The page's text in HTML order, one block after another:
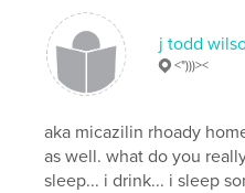
cliche , legend ,
writer
, wilson
j todd
<")))><
aka micazilin rhoady
as well. what do you
sleep... i drink... i sleep